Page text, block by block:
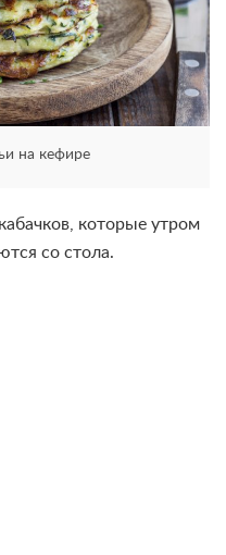
на кефире
которые утром
со стола.